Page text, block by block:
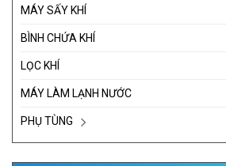
MÁY SẤY KHÍ
BÌNH CHỨA KHÍ
LỌC KHÍ
MÁY LÀM LẠNH NƯỚC
PHỤ TÙNG